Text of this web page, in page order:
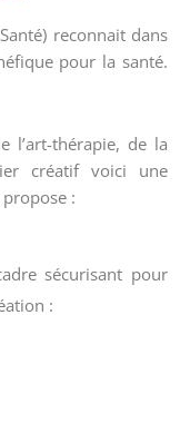
reconnait dans
pour la santé.
l’art-thérapie, de la
créatif voici une
:
sécurisant pour
: